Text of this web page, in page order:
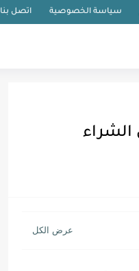
سياسة الخصوصية اتصل بنا